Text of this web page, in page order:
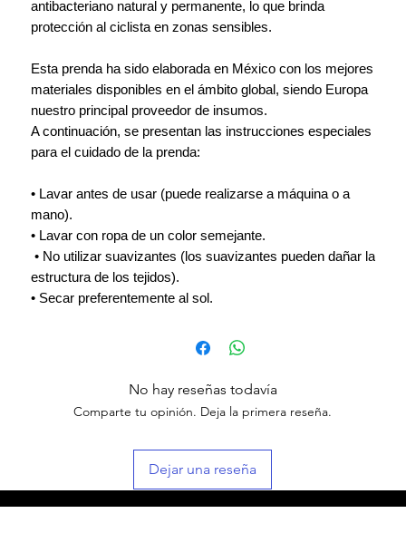
antibacteriano natural y permanente, lo que brinda
protección al ciclista en zonas sensibles.
Esta prenda ha sido elaborada en México con los mejores
materiales disponibles en el ámbito global, siendo Europa
nuestro principal proveedor de insumos.
A continuación, se presentan las instrucciones especiales
para el cuidado de la prenda:
• Lavar antes de usar (puede realizarse a máquina o a
mano).
• Lavar con ropa de un color semejante.
• No utilizar suavizantes (los suavizantes pueden dañar la
estructura de los tejidos).
• Secar preferentemente al sol.
No hay reseñas todavía
Comparte tu opinión. Deja la primera reseña.
Dejar una reseña